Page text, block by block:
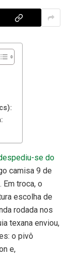
se do
camisa 9 de
troca, o
escolha de
rodada nos
texana enviou,
o pivô
e,